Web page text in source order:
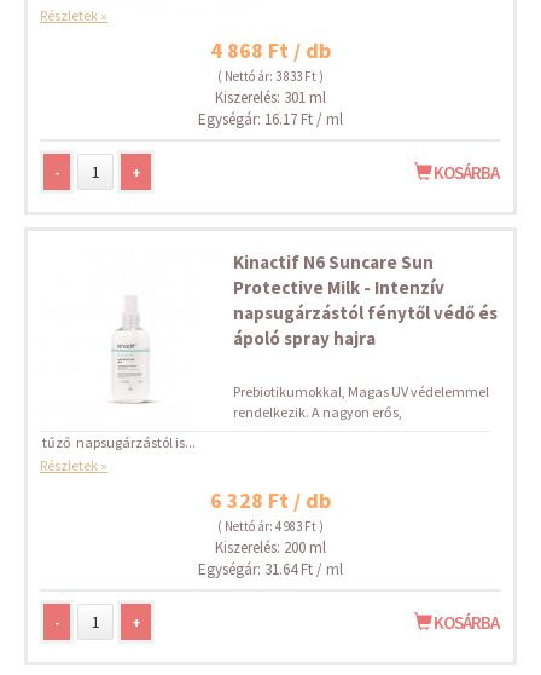
Részletek »
4 868 Ft / db
( Nettó ár: 3 833 Ft )
Kiszerelés: 301 ml
Egységár: 16.17 Ft / ml
- + KOSÁRBA
Kinactif N6 Suncare Sun
Protective Milk - Intenzív
napsugárzástól fénytől védő és
ápoló spray hajra
Prebiotikumokkal, Magas UV védelemmel
rendelkezik. A nagyon erős,
tűző napsugárzástól is...
Részletek »
6 328 Ft / db
( Nettó ár: 4 983 Ft )
Kiszerelés: 200 ml
Egységár: 31.64 Ft / ml
- + KOSÁRBA